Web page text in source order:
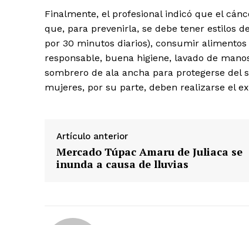
Finalmente, el profesional indicó que el
que, para prevenirla, se debe tener estilos
por 30 minutos diarios), consumir
responsable, buena higiene, lavado de
sombrero de ala ancha para protegerse del
mujeres, por su parte, deben realizarse el
Artículo anterior
Mercado Túpac Amaru de Juliaca se
inunda a causa de lluvias